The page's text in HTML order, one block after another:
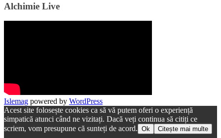
Alchimie Live
Islemag powered by WordPress
Acest site folosește cookies ca să vă putem oferi o experiență
simpatică atunci când ne vizitați. Dacă veți continua să citiți ce
scriem, vom presupune că sunteți de acord. Ok Citește mai multe